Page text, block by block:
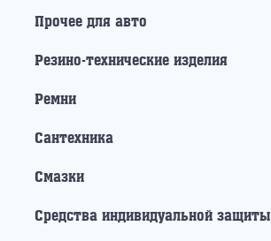
Прочее для авто
Резино-технические изделия
Ремни
Сантехника
Смазки
Средства индивидуальной защиты